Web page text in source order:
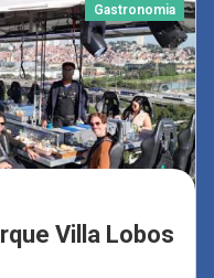
Gastronomia
Villa Lobos